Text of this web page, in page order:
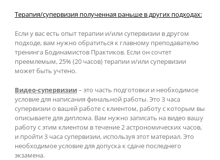
Терапия/супервизия полученная раньше в других подходах:
Если у вас есть опыт терапии и/или супервизии в другом
подходе, вам нужно обратиться к главному преподавателю
тренинга Бодинамистов Практиков. Если он сочтет
преемлемым, 25% (20 часов) терапии и/или супервизии
может быть учтено.
Видео-супервизии– это часть подготовки и необходимое
условие для написания финальной работы. Это 3 часа
супервизии о вашей работе с клиентом, работу с которым вы
описываете для диплома. Вам нужно записать на видео вашу
работу с этим клиентом в течение 2 астрономических часов,
и пройти 3 часа супервизии, используя этот материал. Это
необходимое условие для допуска к сдаче последнего
экзамена.